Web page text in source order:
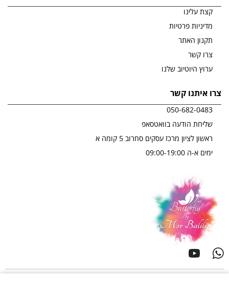
קצת עלינו
מדיניות פרטיות
תקנון האתר
צרו קשר
ערוץ היוטיוב שלנו
צרו איתנו קשר
050-682-0483
שליחת הודעה בוואטסאפ
ראשון לציון מרכז עסקים סחרוב 5 קומה א
ימים א-ה 09:00-19:00